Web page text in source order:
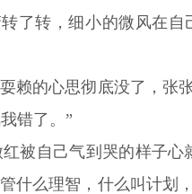
了转，细小的微风在
赖的心思彻底没了，张
错了。”
被自己气到哭的样子
什么理智，什么叫计划